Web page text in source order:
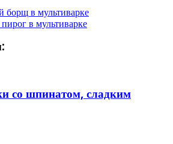
борщ в мультиварке
в мультиварке
со шпинатом, сладким